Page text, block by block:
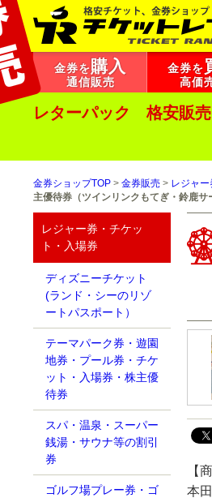
金券を購入
通信販売
金券を
高価
レターパック 格安販売
金券ショップTOP > 金券販売 > レジャ
主優待券（ツインリンクもてぎ・鈴鹿サ
【
本
レジャー券・チケッ
ト・入場券
ディズニーチケット
(ランド・シーのリゾ
ートパスポート）
テーマパーク券・遊園
地券・プール券・チケ
ット・入場券・株主優
待券
スパ・温泉・スーパー
銭湯・サウナ等の割引
券
ゴルフ場プレー券・ゴ